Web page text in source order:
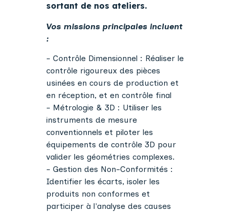
sortant de nos ateliers.
Vos missions principales incluent
:
- Contrôle Dimensionnel : Réaliser le
contrôle rigoureux des pièces
usinées en cours de production et
en réception, et en contrôle final
- Métrologie & 3D : Utiliser les
instruments de mesure
conventionnels et piloter les
équipements de contrôle 3D pour
valider les géométries complexes.
- Gestion des Non-Conformités :
Identifier les écarts, isoler les
produits non conformes et
participer à l'analyse des causes